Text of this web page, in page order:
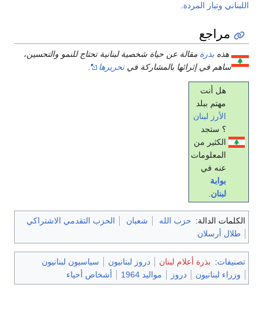
اللبناني وتيار المردة
مراجع
هذه بذرة مقالة عن حياة شخصية لبنانية تحتاج للنمو والتحسين،
ساهم في إثرائها بالمشاركة فيتحريرها
هل أنت
مهتم ببلد
الأرز لبنان
؟ ستجد
الكثير من
المعلومات
عنه في
بوابة
لبنان
الكلمات الدالة: حزب الله شعبان
الحزب التقدمي الاشتراكي
طلال أرسلان
تصنيفات: بذرة أعلام لبنان دروز لبنانيون
سياسيون لبنانيون
وزراء لبنانيون
دروز مواليد 1964 أشخاص أحياء